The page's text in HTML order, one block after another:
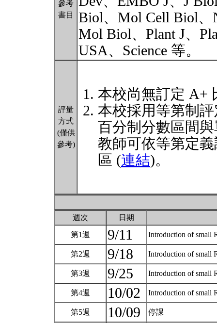
參考
書目
Biol、Mol Cell Biol、
Mol Biol、Plant J、
USA、Science 等。
評量
方式
(僅供
參考)
本校尚無訂定 A+
本校採用等第制
百分制分數區間
教師可依等第定
區 (連結)。
週次 日期
第1週 9/11 Introduction of small
第2週 9/18 Introduction of small
第3週 9/25 Introduction of small
第4週 10/02 Introduction of small
第5週 10/09 停課